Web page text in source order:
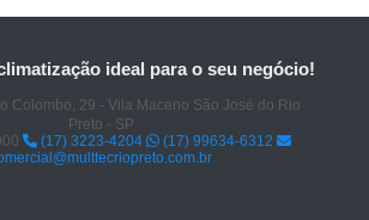
ideal para o seu negócio!
Colombo, 29 - Vila Maceno São José do Rio
Preto - SP
(17) 3223-4204
(17) 99634-6312